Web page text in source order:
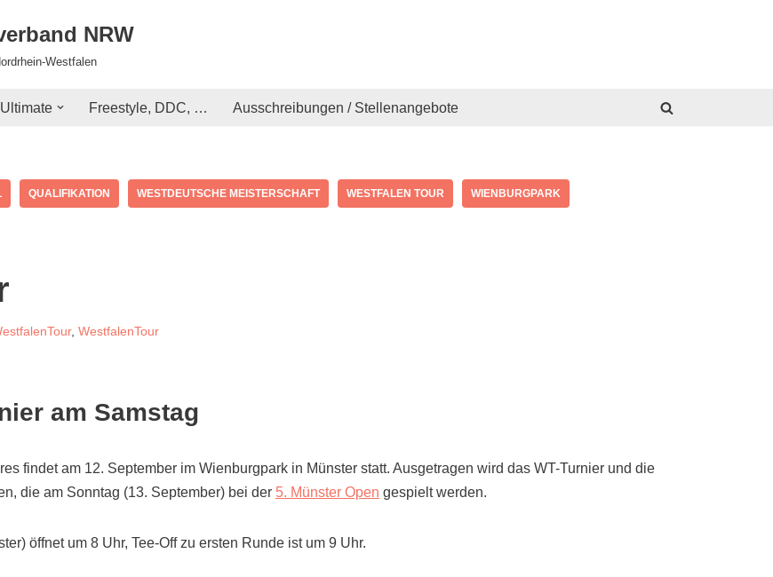
NRW
Westfalen
Ultimate Freestyle, DDC, … Ausschreibungen / Stellenangebote
QUALIFIKATION WESTDEUTSCHE MEISTERSCHAFT WESTFALEN TOUR WIENBURGPARK
, WestfalenTour
am Samstag
findet am 12. September im Wienburgpark in Münster statt. Ausgetragen wird das WT-Turnier und die
die am Sonntag (13. September) bei der 5. Münster Open gespielt werden.
öffnet um 8 Uhr, Tee-Off zu ersten Runde ist um 9 Uhr.